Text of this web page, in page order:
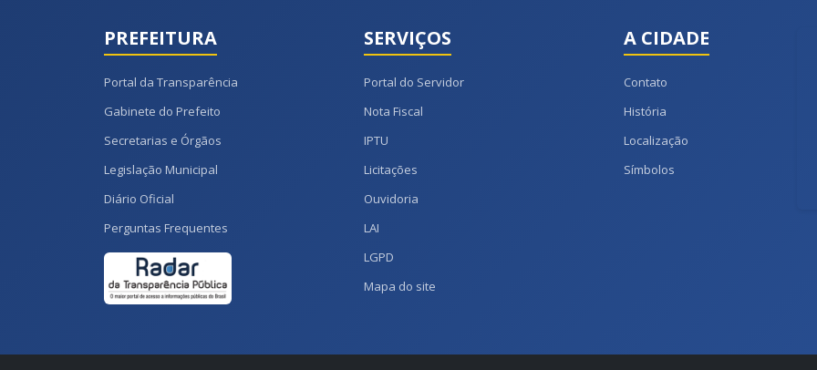
PREFEITURA
Portal da Transparência
Gabinete do Prefeito
Secretarias e Órgãos
Legislação Municipal
Diário Oficial
Perguntas Frequentes
SERVIÇOS
Portal do Servidor
Nota Fiscal
IPTU
Licitações
Ouvidoria
LAI
LGPD
Mapa do site
A CIDADE
Contato
História
Localização
Símbolos